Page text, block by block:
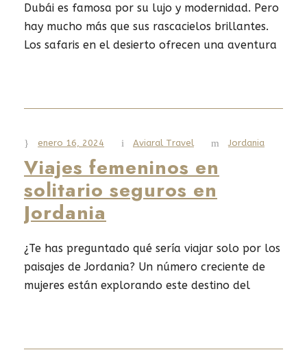
Dubái es famosa por su lujo y modernidad. Pero
hay mucho más que sus rascacielos brillantes.
Los safaris en el desierto ofrecen una aventura
enero 16, 2024 Aviaral Travel Jordania
Viajes femeninos en
solitario seguros en
Jordania
¿Te has preguntado qué sería viajar solo por los
paisajes de Jordania? Un número creciente de
mujeres están explorando este destino del